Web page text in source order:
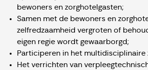
bewoners en zorghotelgasten;
Samen met de bewoners en
zelfredzaamheid vergroten of
eigen regie wordt gewaarborgd;
Participeren in het multidisciplinaire
Het verrichten van